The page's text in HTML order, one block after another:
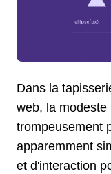
Dans la
web, la modeste
trompeusement
apparemment
et d'interaction